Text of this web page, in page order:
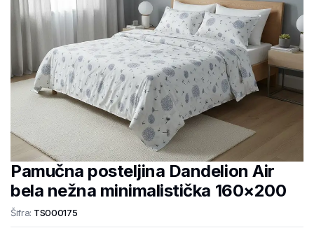
Pamučna posteljina Dandelion Air
bela nežna minimalistička 160×200
Šifra: TS000175